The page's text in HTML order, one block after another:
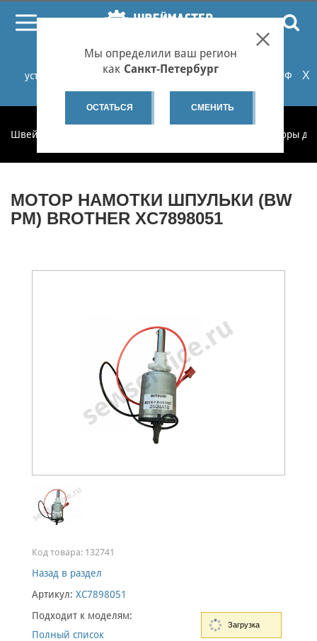
При проблемах с онлайн-оплатой заказов на сайте
установите российские сертификаты НУЦ Минцифры РФ
или используйте Яндекс.Браузер.Подробнее...
X
Мы определили ваш регион
как Санкт-Петербург
ОСТАТЬСЯ СМЕНИТЬ
Швеймастер Моторы
МОТОР НАМОТКИ ШПУЛЬКИ (BW
PM) BROTHER XC7898051
Код товара: 132741
Назад в раздел
Артикул: XC7898051
Подходит к моделям:
Полный список
Загрузка